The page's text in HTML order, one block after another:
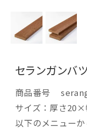
セランガンバ
商品番号
サイズ：厚さ
以下のメニュー